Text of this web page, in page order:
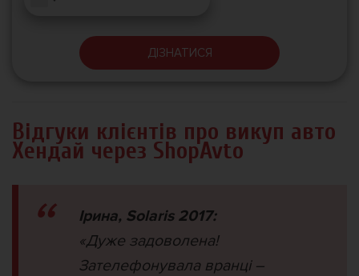
ДІЗНАТИСЯ
Відгуки клієнтів про викуп авто
Хендай через ShopAvto
Ірина, Solaris 2017:
«Дуже задоволена!
Зателефонувала вранці –